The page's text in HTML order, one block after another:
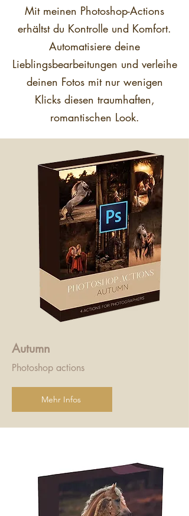
Mit meinen Photoshop-Actions
erhältst du Kontrolle und Komfort.
Automatisiere deine
Lieblingsbearbeitungen und verleihe
deinen Fotos mit nur wenigen
Klicks diesen traumhaften,
romantischen Look.
Autumn
Photoshop actions
Mehr Infos